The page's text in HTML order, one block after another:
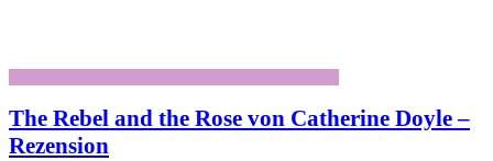
The Rebel and the Rose von Catherine Doyle –
Rezension